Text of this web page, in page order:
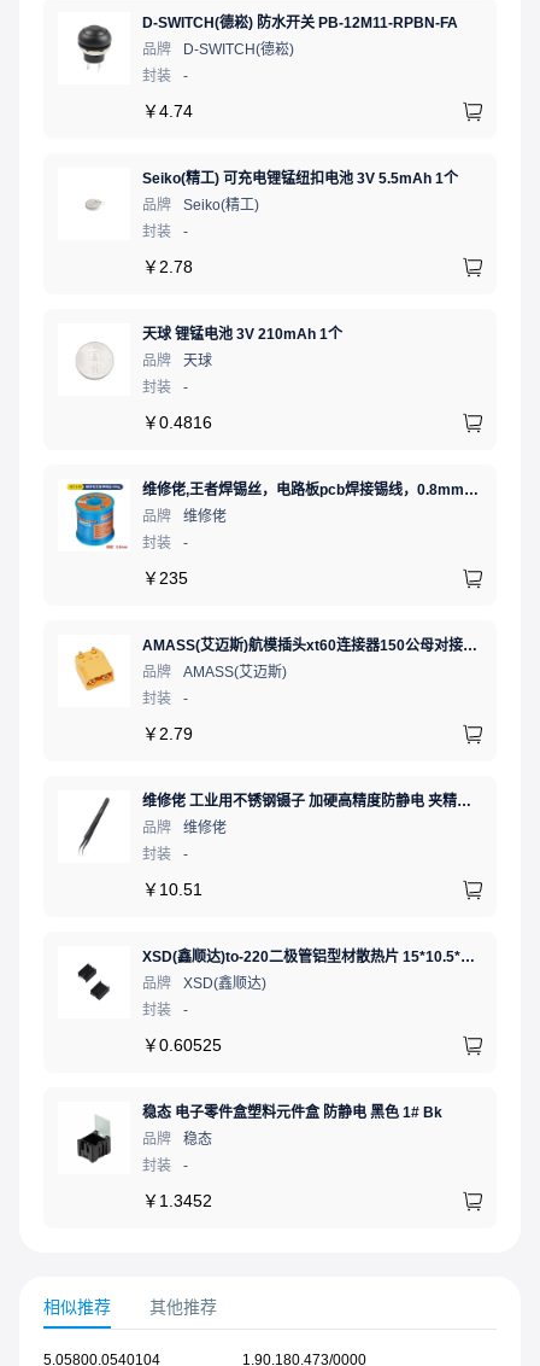
D-SWITCH(德崧) 防水开关 PB-12M11-RPBN-FA
品牌
D-SWITCH(德崧)
封装
-
￥4.74
Seiko(精工) 可充电锂锰纽扣电池 3V 5.5mAh 1个
品牌
Seiko(精工)
封装
-
￥ 2.78
天球 锂锰电池 3V 210mAh 1个
品牌
天球
封装
-
￥0.4816
维修佬,王者焊锡丝，电路板pcb焊接锡线，0.8mm800g,1个
品牌
维修佬
封装
-
￥ 235
AMASS(艾迈斯)航模插头xt60连接器150公母对接pw锂电池公头 接PCB板卧式 黄色 公头XT60PW-M.G.Y
品牌
AMASS(艾迈斯)
封装
-
￥ 2.79
维修佬 工业用不锈钢镊子 加硬高精度防静电 夹精密电子元件弯细尖头电子专用夹子弯嘴镊子燕窝挑毛工具
品牌
维修佬
封装
-
￥ 10.51
XSD(鑫顺达)to-220二极管铝型材散热片 15*10.5*21 黑色带针大功率电子散热器（可定制）
品牌
XSD(鑫顺达)
封装
-
￥0.60525
稳态 电子零件盒塑料元件盒 防静电 黑色 1# Bk
品牌
稳态
封装
-
￥ 1.3452
相似推荐 其他推荐
5.05800.0540104 1.90.180.473/0000